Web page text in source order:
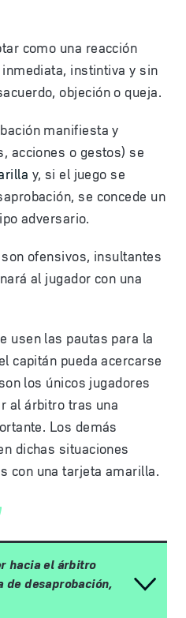
como una reacción
instintiva y sin
objeción o queja.
manifiesta y
acciones o gestos) se
y, si el juego se
se concede un
adversario.
ofensivos, insultantes
al jugador con una
usen las pautas para la
capitán pueda acercarse
los únicos jugadores
al árbitro tras una
Los demás
dichas situaciones
con una tarjeta amarilla.
hacia el árbitro
de desaprobación,